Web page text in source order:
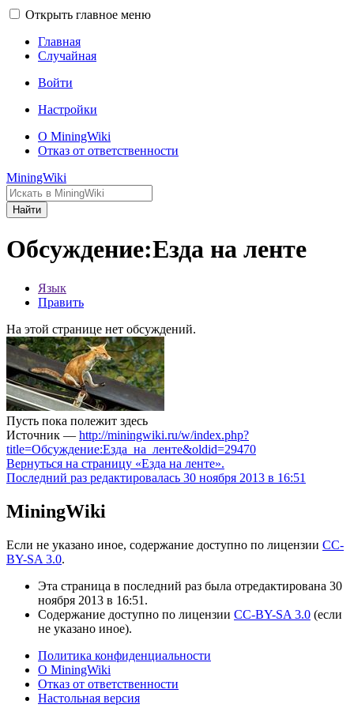
Открыть главное меню
Главная
Случайная
Войти
Настройки
О MiningWiki
Отказ от ответственности
MiningWiki
Найти
Обсуждение:Езда на ленте
Язык
Править
На этой странице нет обсуждений.
Пусть пока полежит здесь
Источник — http://miningwiki.ru/w/index.php?
title=Обсуждение:Езда_на_ленте&oldid=29470
Вернуться на страницу «Езда на ленте».
Последний раз редактировалась 30 ноября 2013 в 16:51
MiningWiki
Если не указано иное, содержание доступно по лицензии CC-
BY-SA 3.0.
Эта страница в последний раз была отредактирована 30
ноября 2013 в 16:51.
Содержание доступно по лицензии CC-BY-SA 3.0 (если
не указано иное).
Политика конфиденциальности
О MiningWiki
Отказ от ответственности
Настольная версия